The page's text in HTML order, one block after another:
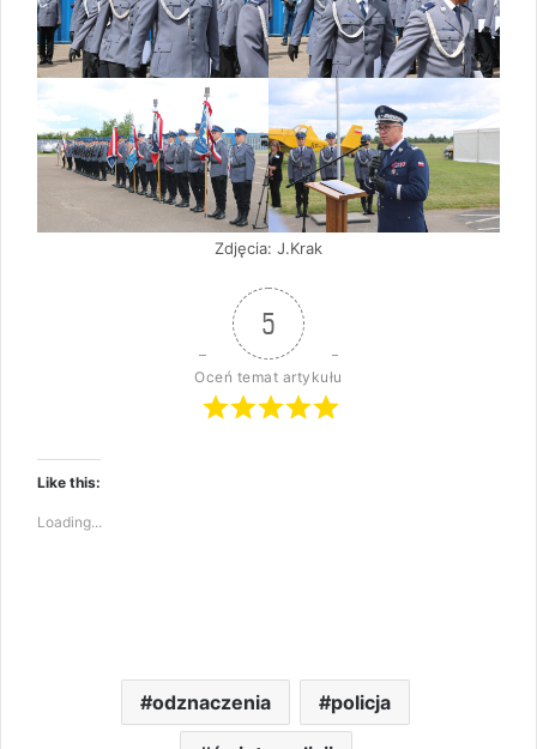
Zdjęcia: J.Krak
5
Oceń temat artykułu
Like this:
Loading...
odznaczenia policja